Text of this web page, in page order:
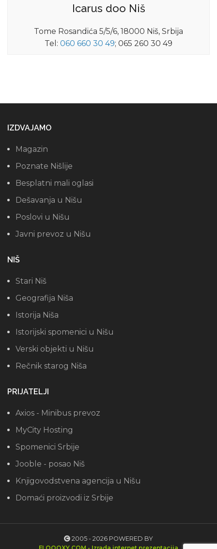
Icarus doo Niš
Tome Rosandića 5/5/6, 18000 Niš, Srbija
Tel: 060 660 30 49; 065 260 30 49
IZDVAJAMO
Magazin
Poznate Nišlije
Besplatni mali oglasi
Dešavanja u Nišu
Poslovi u Nišu
Javni prevoz u Nišu
NIŠ
Stari Niš
Geografija Niša
Istorija Niša
Istorijski spomenici u Nišu
Verski objekti u Nišu
Rečnik starog Niša
PRIJATELJI
Axios - Minibus prevoz
MyCity Hosting
Spomenici Srbije
Jooble - posao Niš
Knjigovodstvena agencija u Nišu
Domaći proizvodi iz Srbije
2005 - 2026 POWERED BY